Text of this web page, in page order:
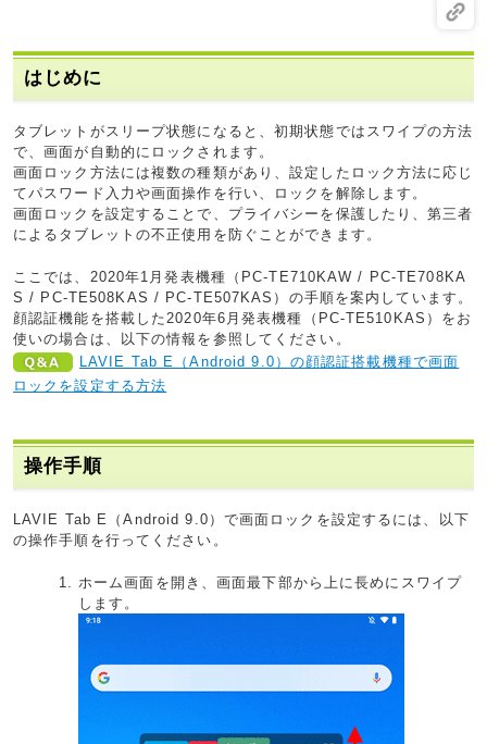
はじめに
タブレットがスリープ状態になると、初期状態ではスワイプの方法
で、画面が自動的にロックされます。
画面ロック方法には複数の種類があり、設定したロック方法に応じ
てパスワード入力や画面操作を行い、ロックを解除します。
画面ロックを設定することで、プライバシーを保護したり、第三者
によるタブレットの不正使用を防ぐことができます。
ここでは、2020年1月発表機種（PC-TE710KAW / PC-TE708KA
S / PC-TE508KAS / PC-TE507KAS）の手順を案内しています。
顔認証機能を搭載した2020年6月発表機種（PC-TE510KAS）をお
使いの場合は、以下の情報を参照してください。
LAVIE Tab E（Android 9.0）の顔認証搭載機種で画面
ロックを設定する方法
操作手順
LAVIE Tab E（Android 9.0）で画面ロックを設定するには、以下
の操作手順を行ってください。
ホーム画面を開き、画面最下部から上に長めにスワイプ
します。